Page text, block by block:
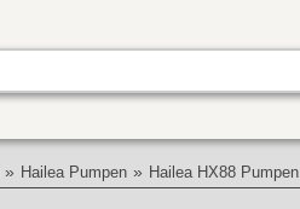
» Hailea Pumpen » Hailea HX88 Pumpen